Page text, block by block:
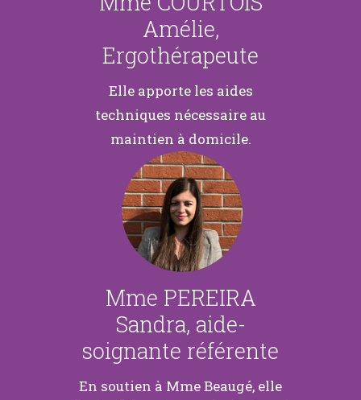
Amélie,
Ergothérapeute
Elle apporte les aides
techniques nécessaire au
maintien à domicile.
Mme PEREIRA
Sandra, aide-
soignante référente
En soutien à Mme Beaugé, elle